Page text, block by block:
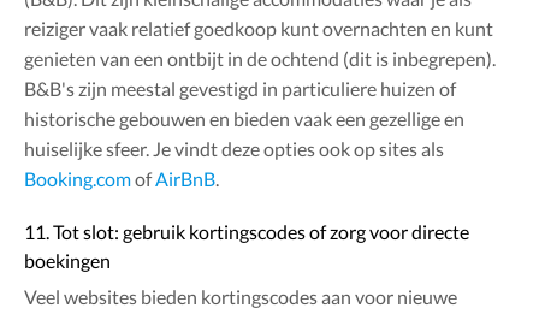
reiziger vaak relatief goedkoop kunt overnachten en kunt
genieten van een ontbijt in de ochtend (dit is inbegrepen).
B&B's zijn meestal gevestigd in particuliere huizen of
historische gebouwen en bieden vaak een gezellige en
huiselijke sfeer. Je vindt deze opties ook op sites als
Booking.comofAirBnB.
11. Tot slot: gebruik kortingscodes of zorg voor directe
boekingen
Veel websites bieden kortingscodes aan voor nieuwe